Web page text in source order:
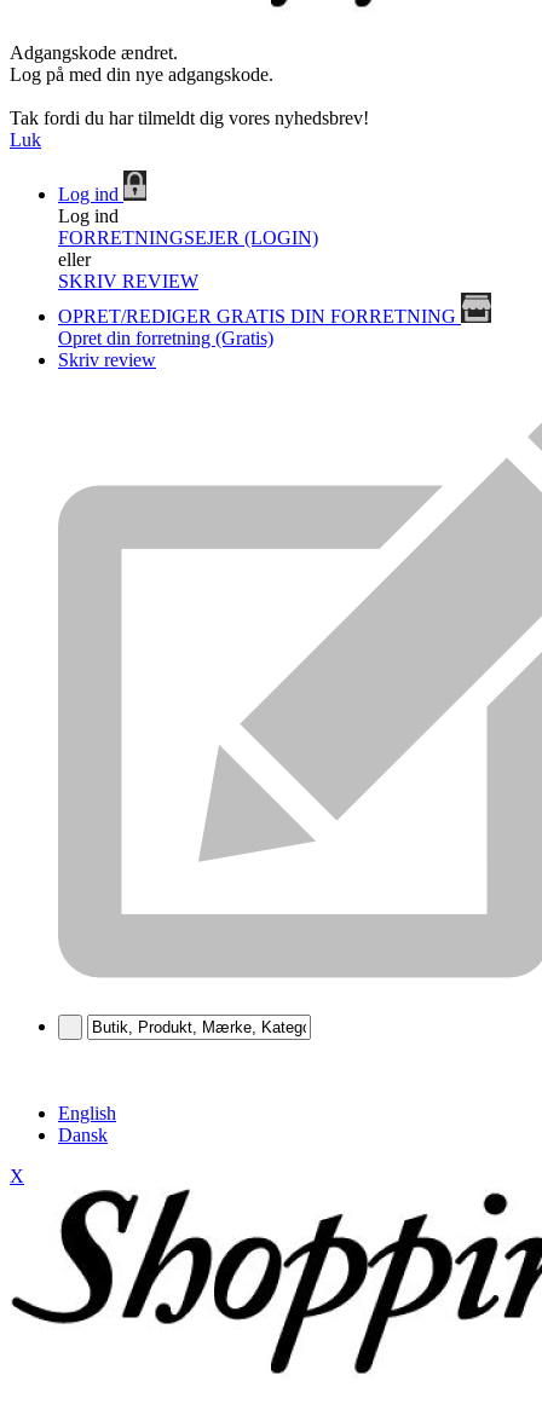
Adgangskode ændret.
Log på med din nye adgangskode.
Tak fordi du har tilmeldt dig vores nyhedsbrev!
Luk
Log ind
Log ind
FORRETNINGSEJER (LOGIN)
eller
SKRIV REVIEW
OPRET/REDIGER GRATIS DIN FORRETNING
Opret din forretning (Gratis)
Skriv review
English
Dansk
X